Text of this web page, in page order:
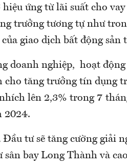
ứng từ lãi suất cho
trưởng tương tự như
giao dịch bất động sản
doanh nghiệp, hoạt động
cho tăng trưởng tín dụng
lên 2,3% trong 7
2024.
tư sẽ tăng cường giải
bay Long Thành và